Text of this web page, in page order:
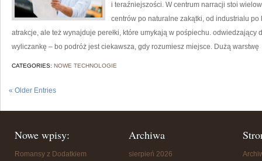
i teraźniejszości. W centrum narracji stoi
centrów po naturalne zakątki, od industrialu
atrakcje, ale też wynajduje perełki, które umykają w pośpiechu. odwiedzający
wyliczankę – bo podróż jest ciekawsza, gdy rozumiesz miejsce. Dużą warstwę
CATEGORIES: NOWE TECHNOLOGIE
« Older Entries
Nowe wpisy:
Romansy z Dodatkiem
Archiwa
sierpień 2026